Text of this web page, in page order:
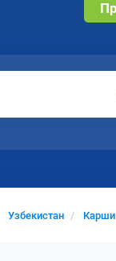
Узбекистан Карши